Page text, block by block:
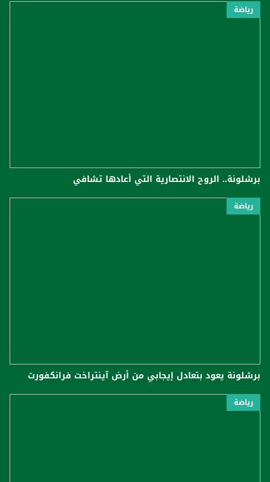
رياضة
برشلونة.. الروح الانتصارية التي أعادها تشافي
رياضة
برشلونة يعود بتعادل إيجابي من أرض آينتراخت فرانكفورت
رياضة